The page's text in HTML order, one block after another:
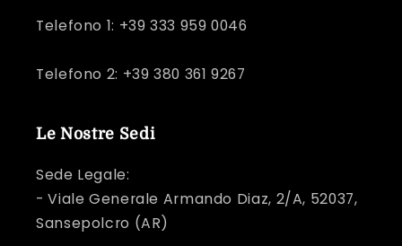
Telefono 1: +39 333 959 0046
Telefono 2: +39 380 361 9267
Le Nostre Sedi
Sede Legale:
- Viale Generale Armando Diaz, 2/A, 52037,
Sansepolcro (AR)